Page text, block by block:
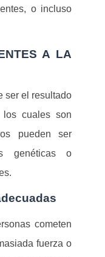
o incluso
A LA
ser el resultado
los cuales son
pueden ser
genéticas o
cometen
fuerza o